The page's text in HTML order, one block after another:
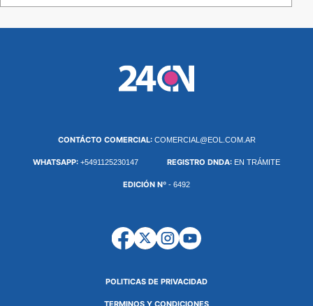
CONTÁCTO COMERCIAL: COMERCIAL@EOL.COM.AR
WHATSAPP: +5491125230147 REGISTRO DNDA: EN TRÁMITE
EDICIÓN Nº - 6492
POLITICAS DE PRIVACIDAD
TERMINOS Y CONDICIONES